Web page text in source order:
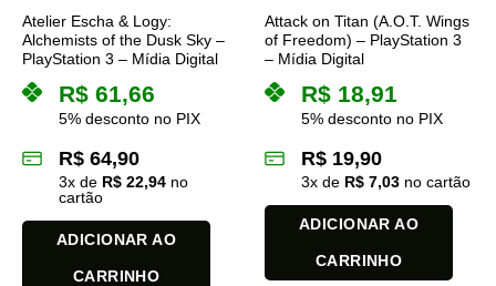
Atelier Escha & Logy:
Alchemists of the Dusk Sky –
PlayStation 3 – Mídia Digital
R$ 61,66
5% desconto no PIX
R$ 64,90
3x de R$ 22,94 no
cartão
ADICIONAR AO
CARRINHO
Attack on Titan (A.O.T. Wings
of Freedom) – PlayStation 3
– Mídia Digital
R$ 18,91
5% desconto no PIX
R$ 19,90
3x de R$ 7,03 no cartão
ADICIONAR AO
CARRINHO